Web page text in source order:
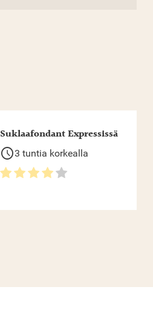
Suklaafondant Expressissä
schedule3 tuntia korkealla